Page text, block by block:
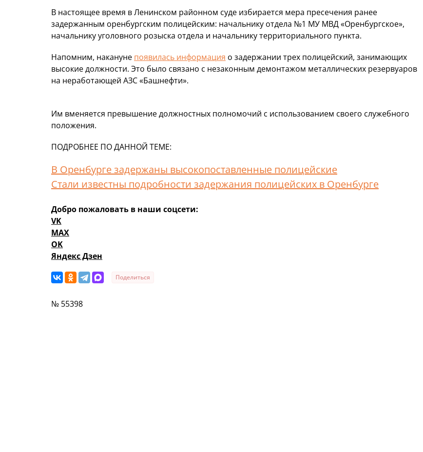
В настоящее время в Ленинском районном суде избирается мера пресечения ранее
задержанным оренбургским полицейским: начальнику отдела №1 МУ МВД «Оренбургское»,
начальнику уголовного розыска отдела и начальнику территориального пункта.
Напомним, накануне появилась информация о задержании трех полицейский, занимающих
высокие должности. Это было связано с незаконным демонтажом металлических резервуаров
на неработающей АЗС «Башнефти».
Им вменяется превышение должностных полномочий с использованием своего служебного
положения.
ПОДРОБНЕЕ ПО ДАННОЙ ТЕМЕ:
В Оренбурге задержаны высокопоставленные полицейские
Стали известны подробности задержания полицейских в Оренбурге
Добро пожаловать в наши соцсети:
VK
MAX
OK
Яндекс Дзен
Поделиться
№ 55398